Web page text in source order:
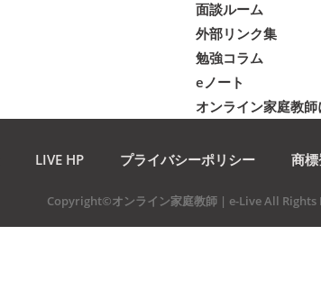
面談ルーム
外部リンク集
勉強コラム
eノート
オンライン家庭教師
LIVE HP プライバシーポリシー 商
Copyright©オンライン家庭教師 | e-Live All Rights